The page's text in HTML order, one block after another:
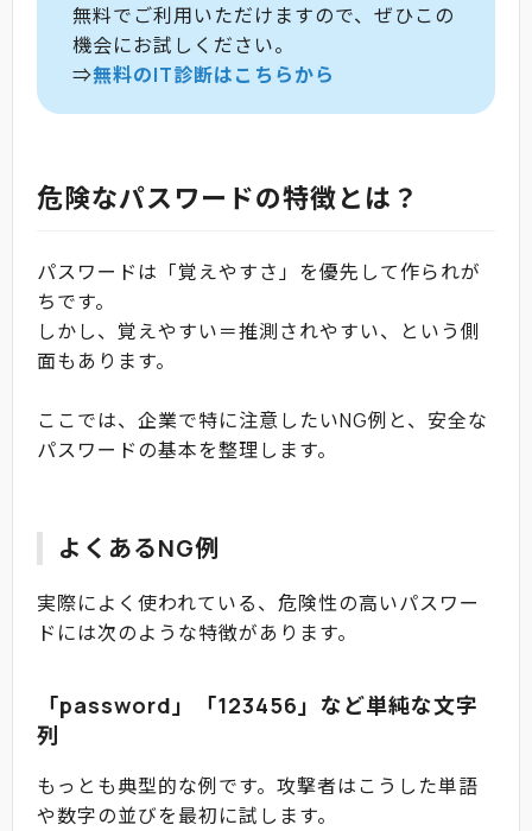
無料でご利用いただけますので、ぜひこの
機会にお試しください。
⇒無料のIT診断はこちらから
危険なパスワードの特徴とは？
パスワードは「覚えやすさ」を優先して作られが
ちです。
しかし、覚えやすい＝推測されやすい、という側
面もあります。
ここでは、企業で特に注意したいNG例と、安全な
パスワードの基本を整理します。
よくあるNG例
実際によく使われている、危険性の高いパスワー
ドには次のような特徴があります。
「password」「123456」など単純な文字
列
もっとも典型的な例です。攻撃者はこうした単語
や数字の並びを最初に試します。